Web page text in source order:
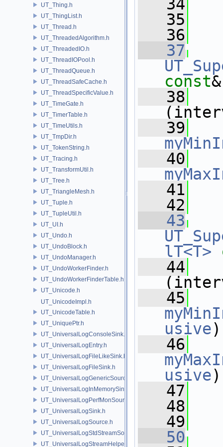
UT_Thing.h
UT_ThingList.h
UT_Thread.h
UT_ThreadedAlgorithm.h
UT_ThreadedIO.h
UT_ThreadIOPool.h
UT_ThreadQueue.h
UT_ThreadSafeCache.h
UT_ThreadSpecificValue.h
UT_TimeGate.h
UT_TimerTable.h
UT_TimeUtils.h
UT_TmpDir.h
UT_TokenString.h
UT_Tracing.h
UT_TransformUtil.h
UT_Tree.h
UT_TriangleMesh.h
UT_Tuple.h
UT_TupleUtil.h
UT_UI.h
UT_Undo.h
UT_UndoBlock.h
UT_UndoManager.h
UT_UndoWorkerFinder.h
UT_UndoWorkerFinderTable.h
UT_Unicode.h
UT_UnicodeImpl.h
UT_UnicodeTable.h
UT_UniquePtr.h
UT_UniversalLogConsoleSink.h
UT_UniversalLogEntry.h
UT_UniversalLogFileLikeSink.h
UT_UniversalLogFileSink.h
UT_UniversalLogGenericSource.h
UT_UniversalLogInMemorySink.h
UT_UniversalLogPerfMonSource.h
UT_UniversalLogSink.h
UT_UniversalLogSource.h
UT_UniversalLogStdStreamSource.h
UT_UniversalLogStreamHelper.h
   34
   35
   36
   37
const
   38
   39
   40
   41
   42
   43
lT<T>
   44
   45
usive)
   46
usive)
   47
   48
   49
   50